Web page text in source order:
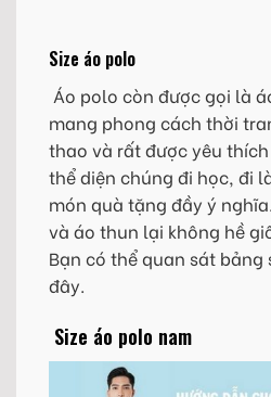
Size áo polo
Áo polo còn được gọi là
mang phong cách thời
thao và rất được yêu
thể diện chúng đi học, đi
món quà tặng đầy ý
và áo thun lại không hề
Bạn có thể quan sát bảng
đây.
Size áo polo nam